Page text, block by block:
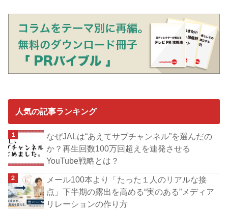
人気の記事ランキング
なぜJALは“あえてサブチャンネル”を選んだの
か？再生回数100万回超えを連発させる
YouTube戦略とは？
メール100本より「たった１人のリアルな接
点」下半期の露出を高める“実のある”メディア
リレーションの作り方